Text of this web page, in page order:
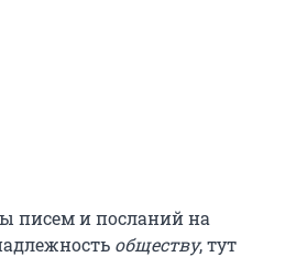
писем и посланий на
обществу, тут